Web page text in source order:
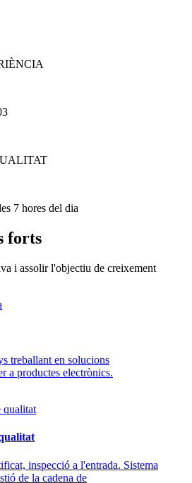
7 hores del dia
forts
i assolir l'objectiu de creixement
treballant en solucions
a productes electrònics.
inspecció a l'entrada. Sistema
de la cadena de